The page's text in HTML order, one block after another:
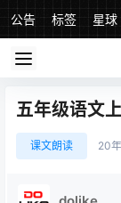
公告 标签 星球
五年级语文
课文朗读 20